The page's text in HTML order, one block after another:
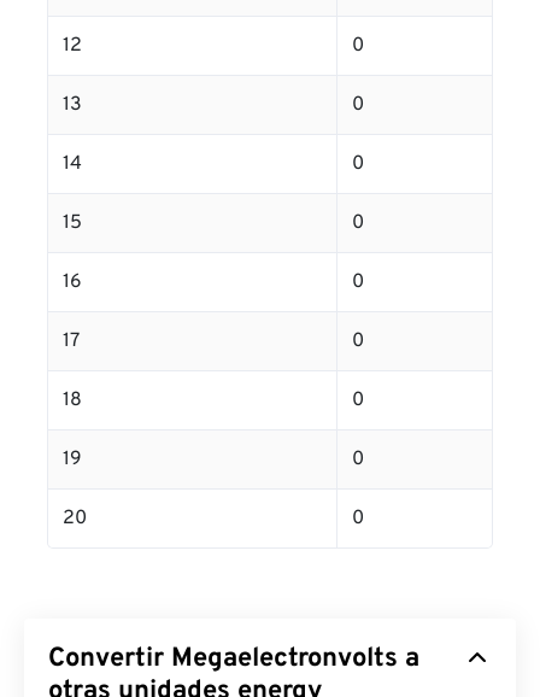
12 0
13 0
14 0
15 0
16 0
17 0
18 0
19 0
20 0
Convertir Megaelectronvolts a